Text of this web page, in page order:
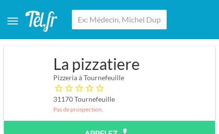
La pizzatiere
Pizzeria à Tournefeuille
31170Tournefeuille
Pas de prospection.